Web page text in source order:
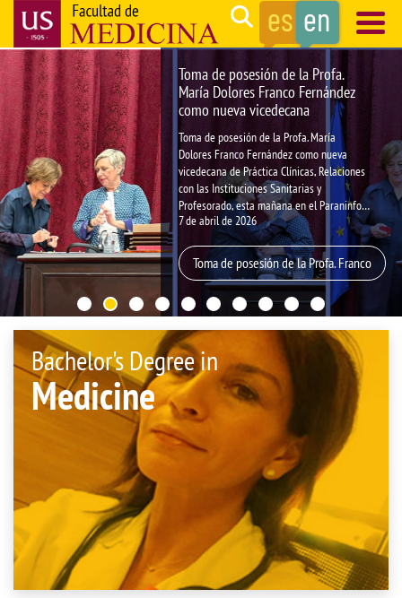
main
content
Search
Navegación
principal
Toma de posesión de la Profa.
María Dolores Franco Fernández
como nueva vicedecana
Toma de posesión de la Profa. María
Dolores Franco Fernández como nueva
vicedecana de Práctica Clínicas, Relaciones
con las Instituciones Sanitarias y
Profesorado, esta mañana en el Paraninfo
de la Universidad de Sevilla ante la Sra.
Rectora Magnífica, D.ª Carmen Vargas
Macías.
7 de abril de 2026
Toma de posesión de la Profa. Franco
Bachelor's Degree in
Medicine